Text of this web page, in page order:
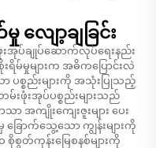
ျော့ချခြင်း
းအုပ်ချုပ်ဆောက်လုပ်ရေးနည်း
ရိမ်မှုများက အဓိကပြောင်းလဲ
ပစ္စည်းများကို အသုံးပြုသည့်
မ်းဖုံးအုပ်ပစ္စည်းများသည်
ကျိုးကျေးဇူးများ ပေး
ခြောက်သွေ့သော ကျွန်းများကို
စိုစွတ်ကုန်းမြေစနစ်များကို